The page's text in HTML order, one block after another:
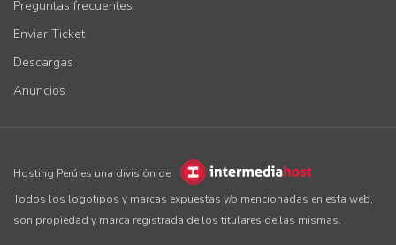
Preguntas frecuentes
Enviar Ticket
Descargas
Anuncios
Hosting Perú es una división de
Todos los logotipos y marcas expuestas y/o mencionadas en esta web,
son propiedad y marca registrada de los titulares de las mismas.